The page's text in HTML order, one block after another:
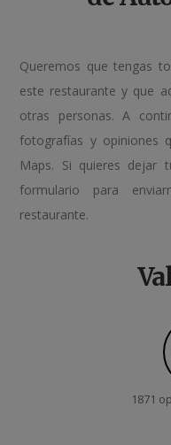
Queremos que tengas
este restaurante y que
otras personas. A
fotografías y opiniones
Maps. Si quieres dejar
formulario para
restaurante.
1871